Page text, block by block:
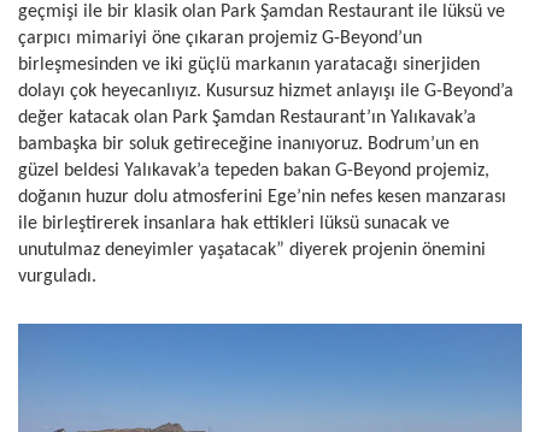
geçmişi ile bir klasik olan Park Şamdan Restaurant ile lüksü ve
çarpıcı mimariyi öne çıkaran projemiz G-Beyond’un
birleşmesinden ve iki güçlü markanın yaratacağı sinerjiden
dolayı çok heyecanlıyız. Kusursuz hizmet anlayışı ile G-Beyond’a
değer katacak olan Park Şamdan Restaurant’ın Yalıkavak’a
bambaşka bir soluk getireceğine inanıyoruz. Bodrum’un en
güzel beldesi Yalıkavak’a tepeden bakan G-Beyond projemiz,
doğanın huzur dolu atmosferini Ege’nin nefes kesen manzarası
ile birleştirerek insanlara hak ettikleri lüksü sunacak ve
unutulmaz deneyimler yaşatacak” diyerek projenin önemini
vurguladı.